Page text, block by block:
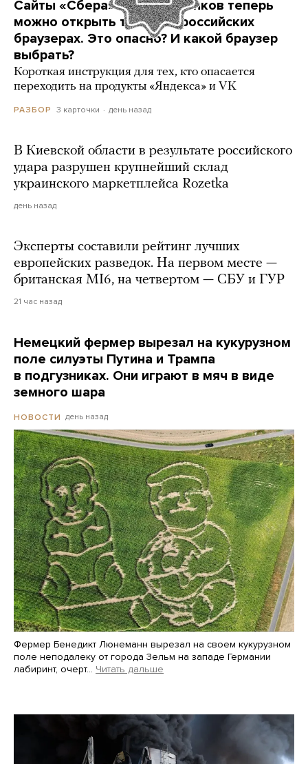
Сайты «Сбера» и других банков теперь
можно открыть только в российских
браузерах. Это опасно? И какой браузер
выбрать?
Короткая инструкция для тех, кто опасается
переходить на продукты «Яндекса» и VK
РАЗБОР 3 карточки день назад
В Киевской области в результате российского
удара разрушен крупнейший склад
украинского маркетплейса Rozetka
день назад
Эксперты составили рейтинг лучших
европейских разведок. На первом месте —
британская MI6, на четвертом — СБУ и ГУР
21 час назад
Немецкий фермер вырезал на кукурузном
поле силуэты Путина и Трампа
в подгузниках. Они играют в мяч в виде
земного шара
НОВОСТИ день назад
Фермер Бенедикт Люнеманн вырезал на своем кукурузном
поле неподалеку от города Зельм на западе Германии
лабиринт, очерт… Читать дальше